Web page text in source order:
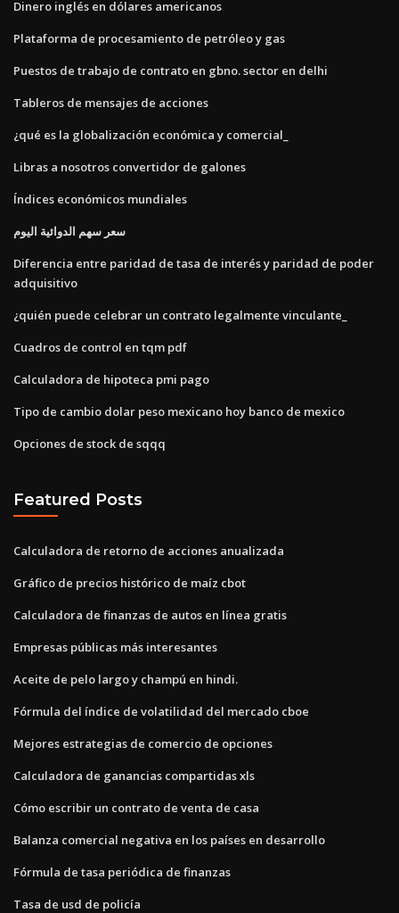
Dinero inglés en dólares americanos
Plataforma de procesamiento de petróleo y gas
Puestos de trabajo de contrato en gbno. sector en delhi
Tableros de mensajes de acciones
¿qué es la globalización económica y comercial_
Libras a nosotros convertidor de galones
Índices económicos mundiales
سعر سهم الدوائية اليوم
Diferencia entre paridad de tasa de interés y paridad de poder
adquisitivo
¿quién puede celebrar un contrato legalmente vinculante_
Cuadros de control en tqm pdf
Calculadora de hipoteca pmi pago
Tipo de cambio dolar peso mexicano hoy banco de mexico
Opciones de stock de sqqq
Featured Posts
Calculadora de retorno de acciones anualizada
Gráfico de precios histórico de maíz cbot
Calculadora de finanzas de autos en línea gratis
Empresas públicas más interesantes
Aceite de pelo largo y champú en hindi.
Fórmula del índice de volatilidad del mercado cboe
Mejores estrategias de comercio de opciones
Calculadora de ganancias compartidas xls
Cómo escribir un contrato de venta de casa
Balanza comercial negativa en los países en desarrollo
Fórmula de tasa periódica de finanzas
Tasa de usd de policía